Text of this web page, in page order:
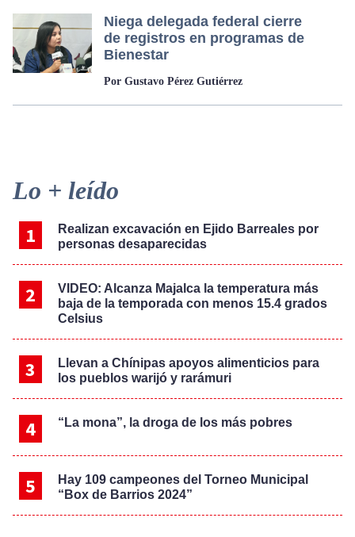
Niega delegada federal cierre
de registros en programas de
Bienestar
Por Gustavo Pérez Gutiérrez
Primary
Sidebar
Lo + leído
Realizan excavación en Ejido Barreales por
personas desaparecidas
VIDEO: Alcanza Majalca la temperatura más
baja de la temporada con menos 15.4 grados
Celsius
Llevan a Chínipas apoyos alimenticios para
los pueblos warijó y rarámuri
“La mona”, la droga de los más pobres
Hay 109 campeones del Torneo Municipal
“Box de Barrios 2024”